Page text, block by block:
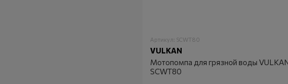
Артикул: SCWT80
VULKAN
Мотопомпа для грязной воды
SCWT80